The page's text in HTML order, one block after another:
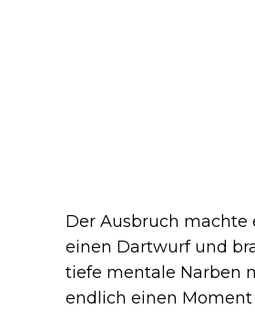
Der Ausbruch machte
einen Dartwurf und
tiefe mentale Narben
endlich einen